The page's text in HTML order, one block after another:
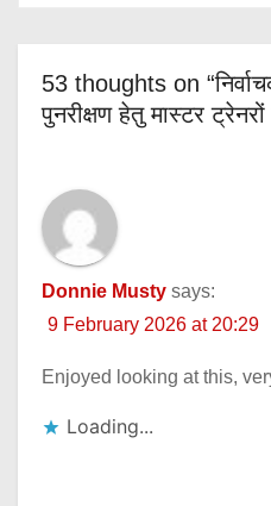
53 thoughts on
पुनरीक्षण हेतु मास्टर
Donnie Musty says:
9 February 2026 at 20:29
Enjoyed looking at this,
Loading...